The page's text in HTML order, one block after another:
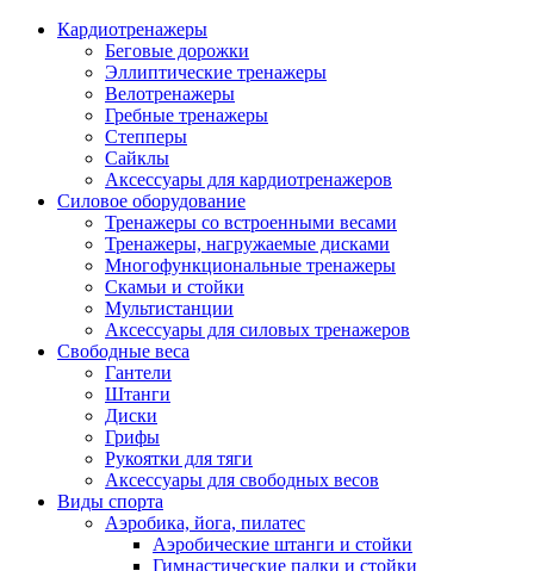
Кардиотренажеры
Беговые дорожки
Эллиптические тренажеры
Велотренажеры
Гребные тренажеры
Степперы
Сайклы
Аксессуары для кардиотренажеров
Силовое оборудование
Тренажеры со встроенными весами
Тренажеры, нагружаемые дисками
Многофункциональные тренажеры
Скамьи и стойки
Мультистанции
Аксессуары для силовых тренажеров
Свободные веса
Гантели
Штанги
Диски
Грифы
Рукоятки для тяги
Аксессуары для свободных весов
Виды спорта
Аэробика, йога, пилатес
Аэробические штанги и стойки
Гимнастические палки и стойки